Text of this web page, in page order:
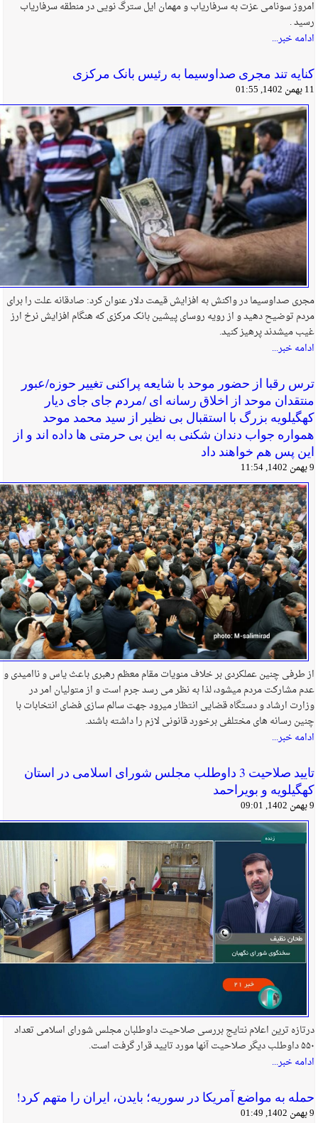
امروز سونامی عزت به سرفاریاب و مهمان ایل سترگ نویی در منطقه سرفاریاب
رسید .
ادامه خبر...
کنایه تند مجری صداوسیما به رئیس بانک مرکزی
11 بهمن 1402, 01:55
مجری صداوسیما در واکنش به افزایش قیمت دلار عنوان کرد: صادقانه علت را برای
مردم توضیح دهید و از رویه روسای پیشین بانک مرکزی که هنگام افزایش نرخ ارز
غیب میشدند پرهیز کنید.
ادامه خبر...
ترس رقبا از حضور موحد با شایعه پراکنی تغییر حوزه/عبور
منتقدان موحد از اخلاق رسانه ای /مردم جای جای دیار
کهگیلویه بزرگ با استقبال بی نظیر از سید محمد موحد
همواره جواب دندان شکنی به این بی حرمتی ها داده اند و از
این پس هم خواهند داد
9 بهمن 1402, 11:54
از طرفی چنین عملکردی بر خلاف منویات مقام معظم رهبری باعث یاس و ناامیدی و
عدم مشارکت مردم میشود، لذا به نظر می رسد جرم است و از متولیان امر در
وزارت ارشاد و دستگاه قضایی انتظار میرود جهت سالم سازی فضای انتخابات با
چنین رسانه های مختلفی برخورد قانونی لازم را داشته باشند.
ادامه خبر...
تایید صلاحیت 3 داوطلب مجلس شورای اسلامی در استان
کهگیلویه و بویراحمد
9 بهمن 1402, 09:01
درتازه ترین اعلام نتایج بررسی صلاحیت داوطلبان مجلس شورای اسلامی تعداد
۵۵۰ داوطلب دیگر صلاحیت آنها مورد تایید قرار گرفت است.
ادامه خبر...
حمله‌ به مواضع آمریکا در سوریه؛ بایدن، ایران را متهم کرد!
9 بهمن 1402, 01:49